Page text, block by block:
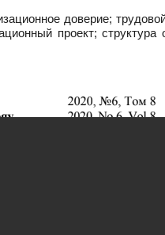
доверие;
проект; структура